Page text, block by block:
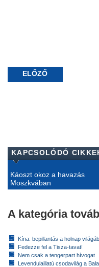
ELŐZŐ
KAPCSOLÓDÓ
Káoszt okoz a havazás
Moszkvában
A kategória
Kína: bepillantás a holnap
Fedezze fel a Tisza-tavat!
Nem csak a tengerpart hívogat
Levendulaillatú csodavilág a